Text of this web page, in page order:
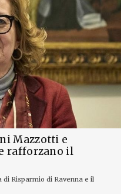
Mazzotti e
rafforzano il
di Risparmio di Ravenna e il